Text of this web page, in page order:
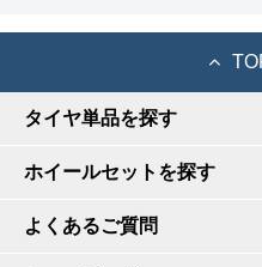
タイヤ単品を探す
ホイールセットを探す
よくあるご質問